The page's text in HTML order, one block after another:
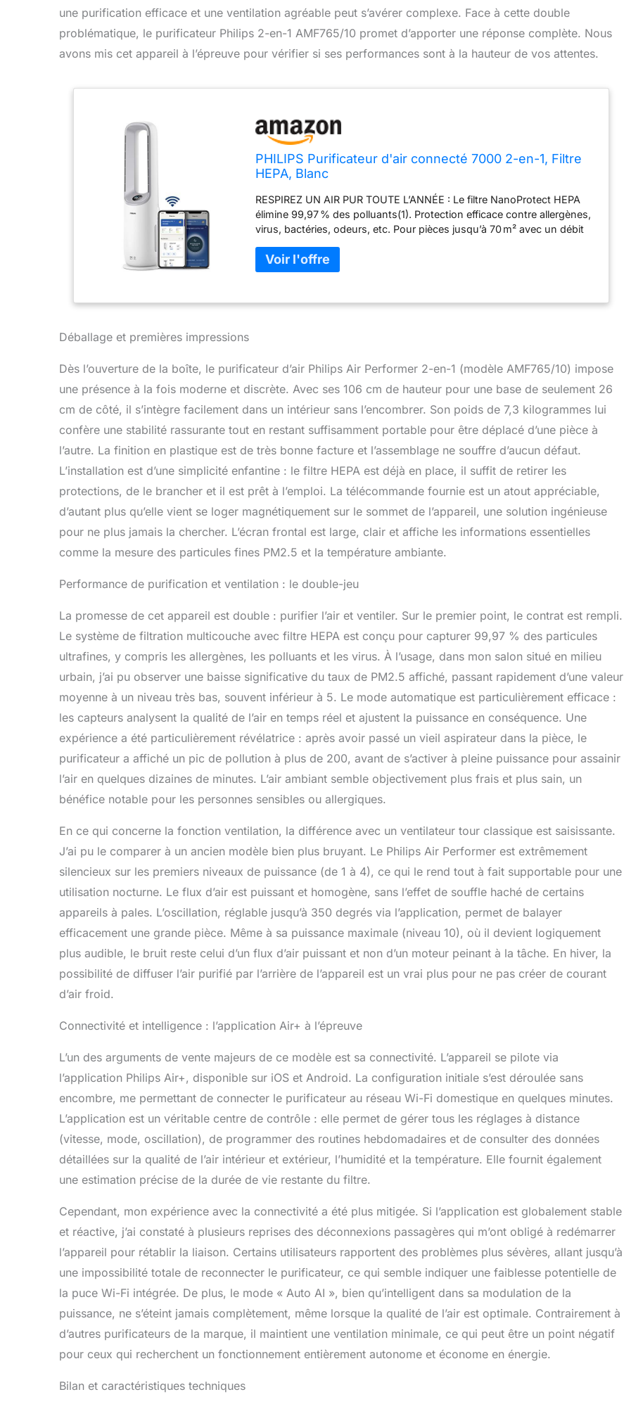
une purification efficace et une ventilation agréable peut s’avérer complexe. Face à cette double
problématique, le purificateur Philips 2-en-1 AMF765/10 promet d’apporter une réponse complète. Nous
avons mis cet appareil à l’épreuve pour vérifier si ses performances sont à la hauteur de vos attentes.
PHILIPS Purificateur d'air connecté 7000 2-en-1, Filtre
HEPA, Blanc
RESPIREZ UN AIR PUR TOUTE L’ANNÉE : Le filtre NanoProtect HEPA
élimine 99,97 % des polluants(1). Protection efficace contre allergènes,
virus, bactéries, odeurs, etc. Pour pièces jusqu’à 70 m² avec un débit
Luttez contre la chaleur estivale avec un flux d'air puissant. Grâce à
son design sans pales, le purificateur 2en1 ne souffle pas de rafales
m3/h HAUTES PERFORMANCES : Ce purificateur d'air Philips offre
silencieux de 20 dB(A) (6) en mode sommeil, avec une consommation
d'énergie équivalente à une ampoule standard - environ 40W.
CAPTEURS INTELLIGENTS & CONNECTIVITÉ : Les capteurs
intelligents de ce Purificateur d'air hepa surveillent en permanence la
Air+
Déballage et premières impressions
Dès l’ouverture de la boîte, le purificateur d’air Philips Air Performer 2-en-1 (modèle AMF765/10) impose
une présence à la fois moderne et discrète. Avec ses 106 cm de hauteur pour une base de seulement 26
cm de côté, il s’intègre facilement dans un intérieur sans l’encombrer. Son poids de 7,3 kilogrammes lui
confère une stabilité rassurante tout en restant suffisamment portable pour être déplacé d’une pièce à
l’autre. La finition en plastique est de très bonne facture et l’assemblage ne souffre d’aucun défaut.
L’installation est d’une simplicité enfantine : le filtre HEPA est déjà en place, il suffit de retirer les
protections, de le brancher et il est prêt à l’emploi. La télécommande fournie est un atout appréciable,
d’autant plus qu’elle vient se loger magnétiquement sur le sommet de l’appareil, une solution ingénieuse
pour ne plus jamais la chercher. L’écran frontal est large, clair et affiche les informations essentielles
comme la mesure des particules fines PM2.5 et la température ambiante.
Performance de purification et ventilation : le double-jeu
La promesse de cet appareil est double : purifier l’air et ventiler. Sur le premier point, le contrat est rempli.
Le système de filtration multicouche avec filtre HEPA est conçu pour capturer 99,97 % des particules
ultrafines, y compris les allergènes, les polluants et les virus. À l’usage, dans mon salon situé en milieu
urbain, j’ai pu observer une baisse significative du taux de PM2.5 affiché, passant rapidement d’une valeur
moyenne à un niveau très bas, souvent inférieur à 5. Le mode automatique est particulièrement efficace :
les capteurs analysent la qualité de l’air en temps réel et ajustent la puissance en conséquence. Une
expérience a été particulièrement révélatrice : après avoir passé un vieil aspirateur dans la pièce, le
purificateur a affiché un pic de pollution à plus de 200, avant de s’activer à pleine puissance pour assainir
l’air en quelques dizaines de minutes. L’air ambiant semble objectivement plus frais et plus sain, un
bénéfice notable pour les personnes sensibles ou allergiques.
En ce qui concerne la fonction ventilation, la différence avec un ventilateur tour classique est saisissante.
J’ai pu le comparer à un ancien modèle bien plus bruyant. Le Philips Air Performer est extrêmement
silencieux sur les premiers niveaux de puissance (de 1 à 4), ce qui le rend tout à fait supportable pour une
utilisation nocturne. Le flux d’air est puissant et homogène, sans l’effet de souffle haché de certains
appareils à pales. L’oscillation, réglable jusqu’à 350 degrés via l’application, permet de balayer
efficacement une grande pièce. Même à sa puissance maximale (niveau 10), où il devient logiquement
plus audible, le bruit reste celui d’un flux d’air puissant et non d’un moteur peinant à la tâche. En hiver, la
possibilité de diffuser l’air purifié par l’arrière de l’appareil est un vrai plus pour ne pas créer de courant
d’air froid.
Connectivité et intelligence : l’application Air+ à l’épreuve
L’un des arguments de vente majeurs de ce modèle est sa connectivité. L’appareil se pilote via
l’application Philips Air+, disponible sur iOS et Android. La configuration initiale s’est déroulée sans
encombre, me permettant de connecter le purificateur au réseau Wi-Fi domestique en quelques minutes.
L’application est un véritable centre de contrôle : elle permet de gérer tous les réglages à distance
(vitesse, mode, oscillation), de programmer des routines hebdomadaires et de consulter des données
détaillées sur la qualité de l’air intérieur et extérieur, l’humidité et la température. Elle fournit également
une estimation précise de la durée de vie restante du filtre.
Cependant, mon expérience avec la connectivité a été plus mitigée. Si l’application est globalement stable
et réactive, j’ai constaté à plusieurs reprises des déconnexions passagères qui m’ont obligé à redémarrer
l’appareil pour rétablir la liaison. Certains utilisateurs rapportent des problèmes plus sévères, allant jusqu’à
une impossibilité totale de reconnecter le purificateur, ce qui semble indiquer une faiblesse potentielle de
la puce Wi-Fi intégrée. De plus, le mode « Auto AI », bien qu’intelligent dans sa modulation de la
puissance, ne s’éteint jamais complètement, même lorsque la qualité de l’air est optimale. Contrairement à
d’autres purificateurs de la marque, il maintient une ventilation minimale, ce qui peut être un point négatif
pour ceux qui recherchent un fonctionnement entièrement autonome et économe en énergie.
Bilan et caractéristiques techniques